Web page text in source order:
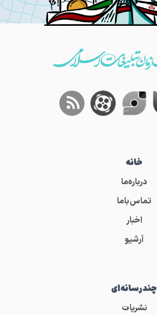
خانه
درباره‌ما
تماس‌باما
اخبار
آرشیو
چندرسانه‌ای
نشریات